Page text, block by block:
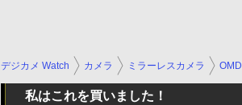
デジカメ Watch カメラ ミラーレスカメラ
私はこれを買いました！